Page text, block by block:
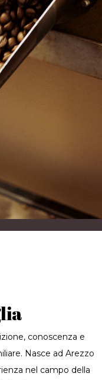
conoscenza e
Nasce ad Arezzo
nel campo della